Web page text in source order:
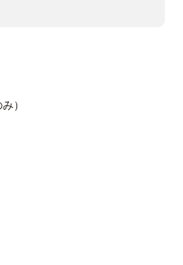
式会社のプライバ
以下のURLをご覧く
が個人情報を与える
えなかった場合に生
）